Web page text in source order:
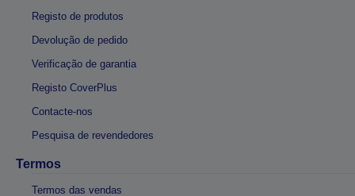
Registo de produtos
Devolução de pedido
Verificação de garantia
Registo CoverPlus
Contacte-nos
Pesquisa de revendedores
Termos
Termos das vendas